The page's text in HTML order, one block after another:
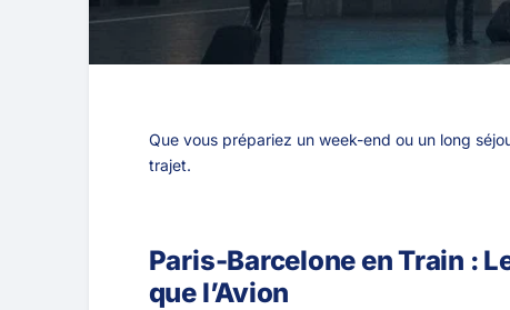
Que vous prépariez un week-end ou un long
trajet.
Paris-Barcelone en Train :
que l’Avion